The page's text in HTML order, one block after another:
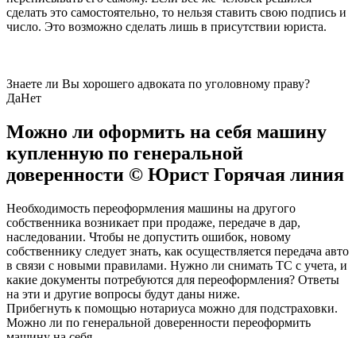
сделать это самостоятельно, то нельзя ставить свою подпись и
число. Это возможно сделать лишь в присутствии юриста.
Знаете ли Вы хорошего адвоката по уголовному праву?
ДаНет
Можно ли оформить на себя машину
купленную по генеральной
доверенности © Юрист Горячая линия
Необходимость переоформления машины на другого
собственника возникает при продаже, передаче в дар,
наследовании. Чтобы не допустить ошибок, новому
собственнику следует знать, как осуществляется передача авто
в связи с новыми правилами. Нужно ли снимать ТС с учета, и
какие документы потребуются для переоформления? Ответы
на эти и другие вопросы будут даны ниже.
Прибегнуть к помощью нотариуса можно для подстраховки.
Можно ли по генеральной доверенности переоформить